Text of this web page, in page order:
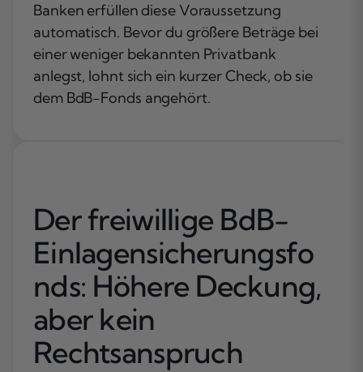
Banken erfüllen diese Voraussetzung
automatisch. Bevor du größere Beträge bei
einer weniger bekannten Privatbank
anlegst, lohnt sich ein kurzer Check, ob sie
dem BdB-Fonds angehört.
Der freiwillige BdB-
Einlagensicherungsfo
nds: Höhere Deckung,
aber kein
Rechtsanspruch